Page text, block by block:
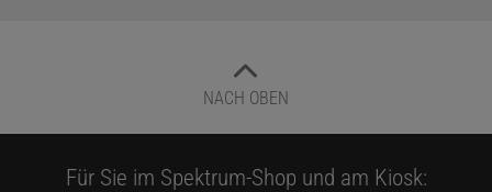
NACH OBEN
Für Sie im Spektrum-Shop und am Kiosk: